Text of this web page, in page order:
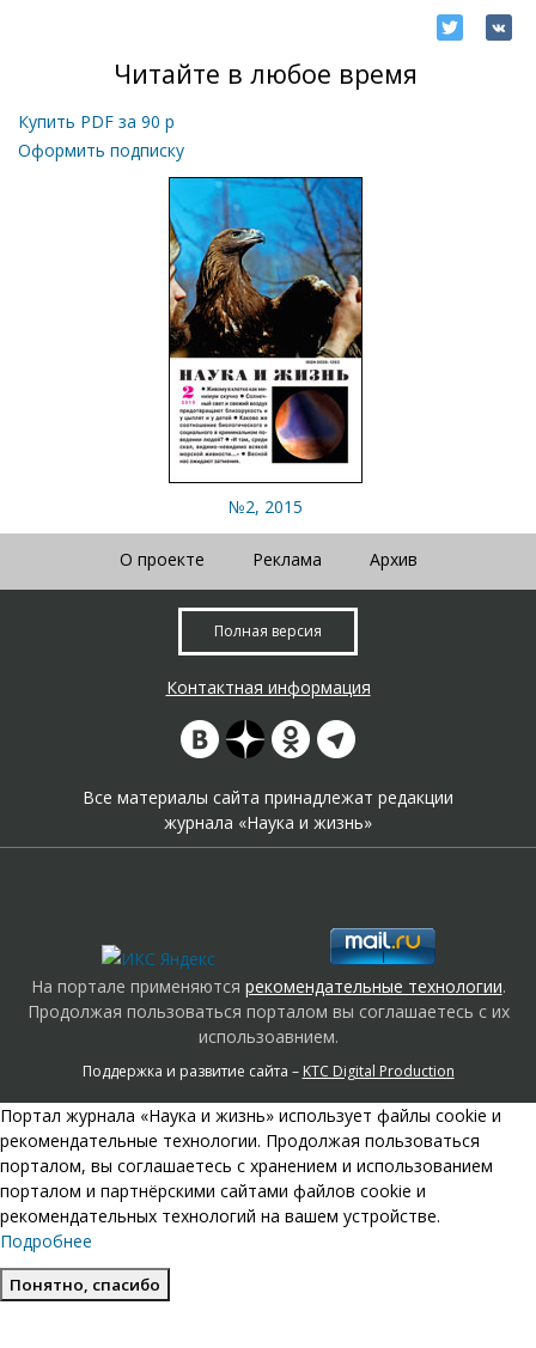
Читайте в любое время
Купить PDF за 90 р
Оформить подписку
№2, 2015
О проекте Реклама Архив
Полная версия
Контактная информация
Все материалы сайта принадлежат редакции
журнала «Наука и жизнь»
На портале применяются рекомендательные технологии.
Продолжая пользоваться порталом вы соглашаетесь с их
использоавнием.
Поддержка и развитие сайта – KTC Digital Production
Портал журнала «Наука и жизнь» использует файлы cookie и
рекомендательные технологии. Продолжая пользоваться
порталом, вы соглашаетесь с хранением и использованием
порталом и партнёрскими сайтами файлов cookie и
рекомендательных технологий на вашем устройстве.
Подробнее
Понятно, спасибо